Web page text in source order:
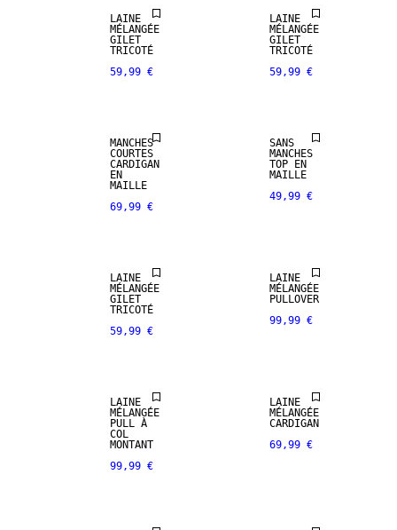
LAINE
MÉLANGÉE
GILET
TRICOTÉ
59,99 €
LAINE
MÉLANGÉE
GILET
TRICOTÉ
59,99 €
MANCHES
COURTES
CARDIGAN
EN
MAILLE
69,99 €
SANS
MANCHES
TOP EN
MAILLE
49,99 €
LAINE
MÉLANGÉE
GILET
TRICOTÉ
59,99 €
LAINE
MÉLANGÉE
PULLOVER
99,99 €
LAINE
MÉLANGÉE
PULL À
COL
MONTANT
99,99 €
LAINE
MÉLANGÉE
CARDIGAN
69,99 €